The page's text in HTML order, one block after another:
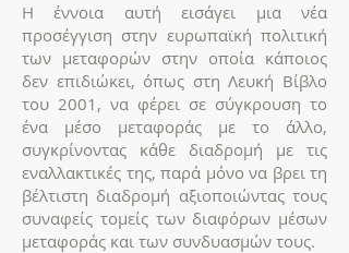
Η έννοια αυτή εισάγει μια νέα
προσέγγιση στην ευρωπαϊκή πολιτική
των μεταφορών στην οποία κάποιος
δεν επιδιώκει, όπως στη Λευκή Βίβλο
του 2001, να φέρει σε σύγκρουση το
ένα μέσο μεταφοράς με το άλλο,
συγκρίνοντας κάθε διαδρομή με τις
εναλλακτικές της, παρά μόνο να βρει τη
βέλτιστη διαδρομή αξιοποιώντας τους
συναφείς τομείς των διαφόρων μέσων
μεταφοράς και των συνδυασμών τους.